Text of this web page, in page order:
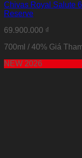
Chivas Royal Salute
Reserve
69.900.000 ₫
700ml / 40% Giá
NEW 2026